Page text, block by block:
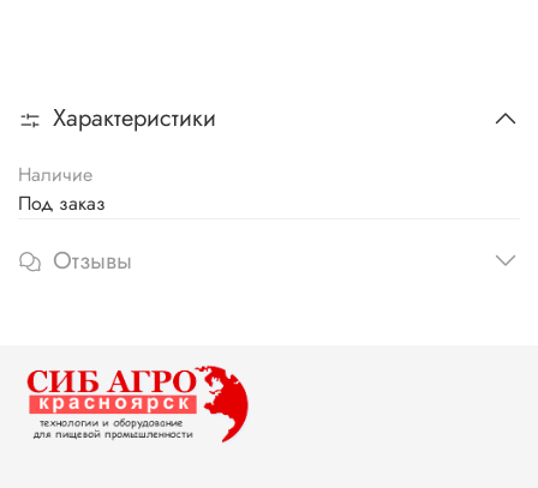
Характеристики
Наличие
Под заказ
Отзывы